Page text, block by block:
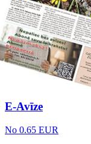
E-Avīze
No 0.65 EUR